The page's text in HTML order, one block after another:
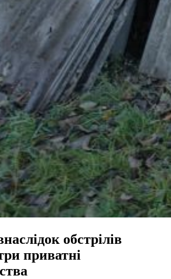
обстрілів
приватні